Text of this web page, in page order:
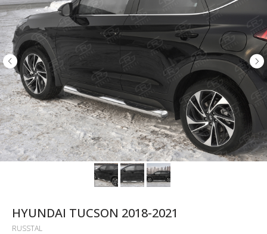
HYUNDAI TUCSON 2018-2021
RUSSTAL